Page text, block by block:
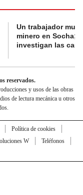
Un trabajador
minero en Socha;
investigan las
reservados.
y usos de las obras
de lectura mecánica u otros
Política de cookies
W
Teléfonos